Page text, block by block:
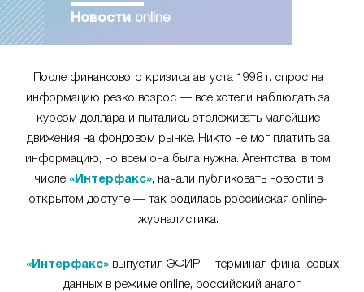
Новости online
После финансового кризиса августа 1998 г. спрос на
информацию резко возрос — все хотели наблюдать за
курсом доллара и пытались отслеживать малейшие
движения на фондовом рынке. Никто не мог платить за
информацию, но всем она была нужна. Агентства, в том
числе «Интерфакс», начали публиковать новости в
открытом доступе — так родилась российская online-
журналистика.
«Интерфакс»выпустил ЭФИР —терминал финансовых
данных в режиме online, российский аналог